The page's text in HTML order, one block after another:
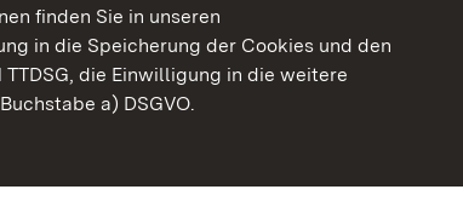
finden Sie in unseren
in die Speicherung der Cookies und den
die Einwilligung in die weitere
a) DSGVO.